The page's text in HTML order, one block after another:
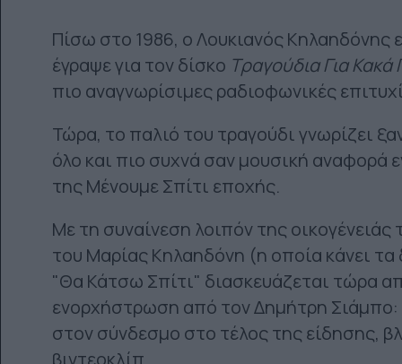
Πίσω στο 1986, ο Λουκιανός Κηλαηδόνης
έγραψε για τον δίσκο Τραγούδια Για Κακά
πιο αναγνωρίσιμες ραδιοφωνικές
Τώρα, το παλιό του τραγούδι γνωρίζει
όλο και πιο συχνά σαν μουσική αναφορά
της Μένουμε Σπίτι εποχής.
Με τη συναίνεση λοιπόν της
του Μαρίας Κηλαηδόνη (η οποία κάνει
"Θα Κάτσω Σπίτι" διασκευάζεται τώρα
ενορχήστρωση από τον Δημήτρη
στον σύνδεσμο στο τέλος της είδησης,
βιντεοκλίπ.